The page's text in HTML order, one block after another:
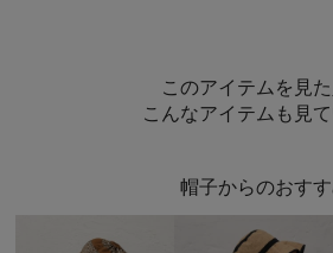
このアイテムを見
こんなアイテムも見
帽子からのおす